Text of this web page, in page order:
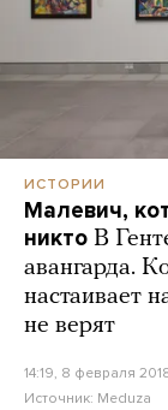
ИСТОРИИ
Малевич,
никто В
авангарда.
настаивает
не верят
14:19, 8 февраля
Источник: Meduza